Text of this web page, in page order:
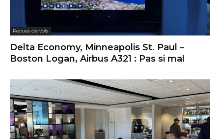
Revues de vols
Delta Economy, Minneapolis St. Paul –
Boston Logan, Airbus A321 : Pas si mal